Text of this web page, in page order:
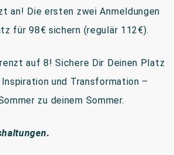
an! Die ersten zwei Anmeldungen
für 98€ sichern (regulär 112€).
auf 8! Sichere Dir Deinen Platz
und Transformation –
zu deinem Sommer.